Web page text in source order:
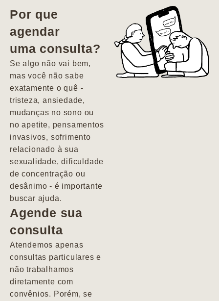
vida. Ela me
encontrou num
estado misto de
depressão e
agitação com
pensamentos
Por que
agendar
uma consulta?
Se algo não vai bem,
mas você não sabe
exatamente o quê -
tristeza, ansiedade,
mudanças no sono ou
no apetite, pensamentos
invasivos, sofrimento
relacionado à sua
sexualidade, dificuldade
de concentração ou
desânimo - é importante
buscar ajuda.
Agende sua
consulta
Atendemos apenas
consultas particulares e
não trabalhamos
diretamente com
convênios. Porém, se